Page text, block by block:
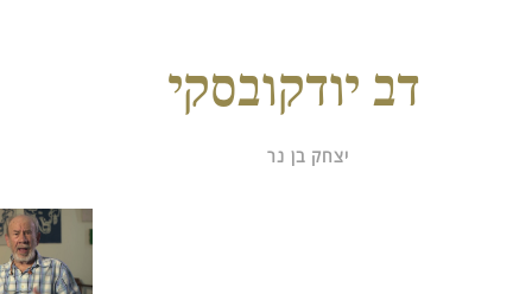
דב יודקובסקי
יצחק בן נר